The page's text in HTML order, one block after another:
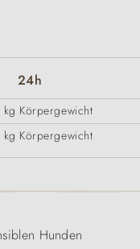
24h
Körpergewicht
Körpergewicht
Hunden